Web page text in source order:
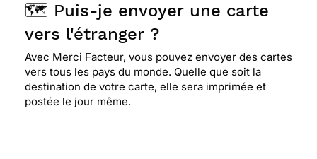
🗺️ Puis-je envoyer une carte
vers l'étranger ?
Avec Merci Facteur, vous pouvez envoyer des cartes
vers tous les pays du monde. Quelle que soit la
destination de votre carte, elle sera imprimée et
postée le jour même.